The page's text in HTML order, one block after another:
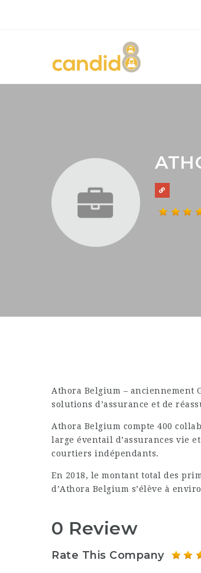
Athora Belgium – anciennement
solutions d’assurance et de
Athora Belgium compte 400
large éventail d’assurances vie
courtiers indépendants.
En 2018, le montant total des
d’Athora Belgium s’élève à
0 Review
Rate This Company